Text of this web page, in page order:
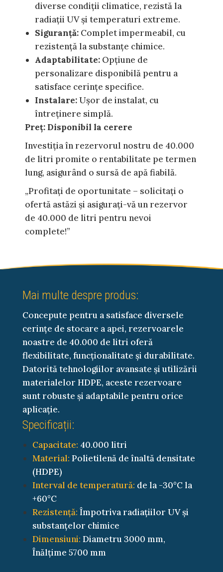
diverse condiții climatice, rezistă la
radiații UV și temperaturi extreme.
Siguranță: Complet impermeabil, cu
rezistență la substanțe chimice.
Adaptabilitate: Opțiune de
personalizare disponibilă pentru a
satisface cerințe specifice.
Instalare:Ușor de instalat, cu
întreținere simplă.
Preț: Disponibil la cerere
Investiția în rezervorul nostru de 40.000
de litri promite o rentabilitate pe termen
lung, asigurând o sursă de apă fiabilă.
„Profitați de oportunitate – solicitați o
ofertă astăzi și asigurați-vă un rezervor
de 40.000 de litri pentru nevoi
complete!”
Mai multe despre produs:
Concepute pentru a satisface diversele
cerințe de stocare a apei, rezervoarele
noastre de 40.000 de litri oferă
flexibilitate, funcționalitate și durabilitate.
Datorită tehnologiilor avansate și utilizării
materialelor HDPE, aceste rezervoare
sunt robuste și adaptabile pentru orice
aplicație.
Specificații:
Capacitate: 40.000 litri
Material: Polietilenă de înaltă densitate
(HDPE)
Interval de temperatură: de la -30°C la
+60°C
Rezistență: Împotriva radiațiilor UV și
substanțelor chimice
Dimensiuni: Diametru 3000 mm,
Înălțime 5700 mm